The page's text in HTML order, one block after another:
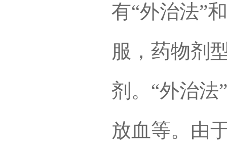
有“外治法”
服，药物剂
剂。“外治法
放血等。由